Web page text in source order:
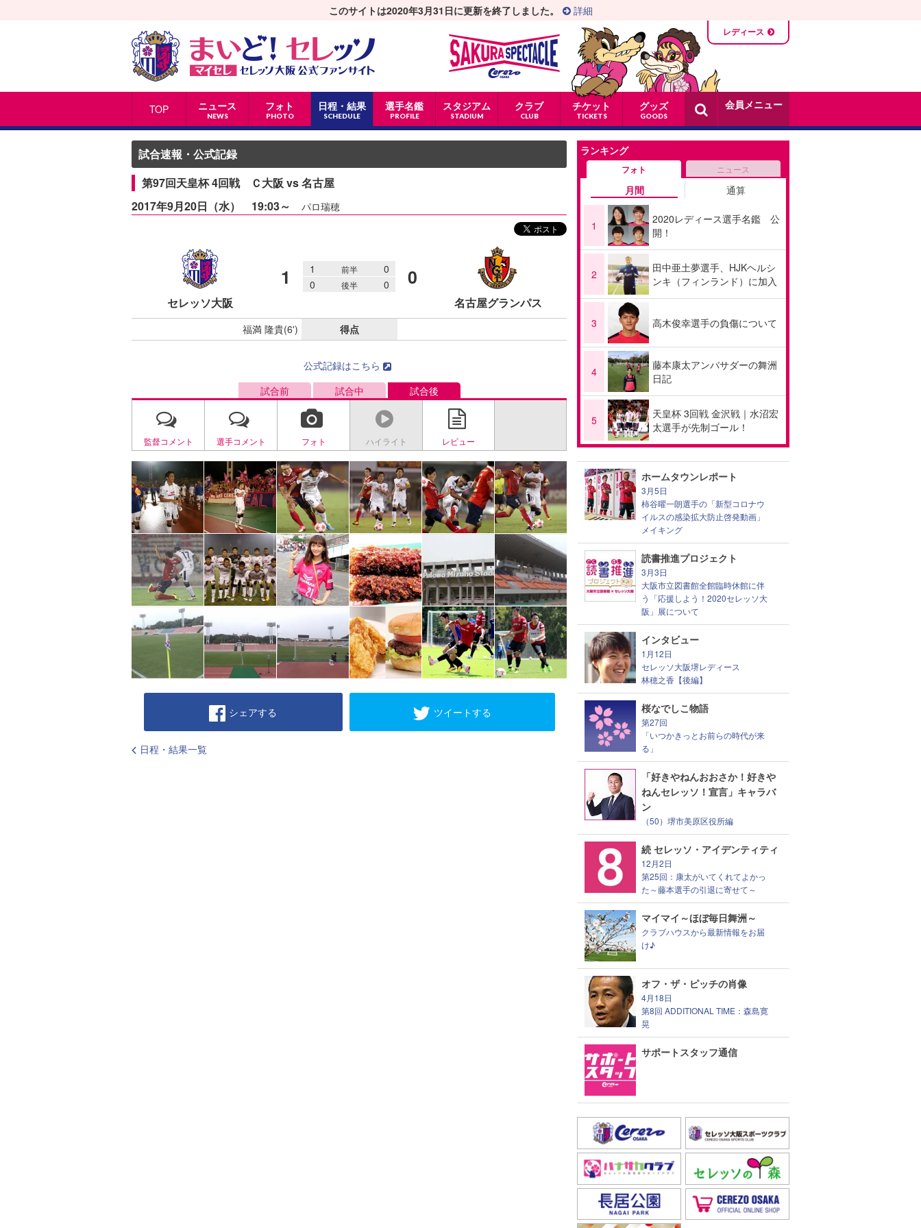
TOP ニュース
NEWS
フォト
PHOTO
日程・結果
SCHEDULE
選手名鑑
PROFILE
スタジアム
STADIUM
クラブ
CLUB
チケット
TICKETS
グッズ
GOODS
このサイトは2020年3月31日に更新を終了しました。 詳細
レディース
会員メニュー
試合速報・公式記録
第97回天皇杯 4回戦 Ｃ大阪 vs 名古屋
2017年9月20日（水） 19:03～ パロ瑞穂
セレッソ大阪
1 1 前半
0
0
後半 0 0
名古屋グランパス
福満 隆貴(6') 得点
公式記録はこちら
試合前
試合中 試合後
監督コメント 選手コメント フォト ハイライト レビュー
シェアする ツイートする
日程・結果一覧
ランキング
フォト ニュース
月間 通算
1
2020レディース選手名鑑 公
開！
2
田中亜土夢選手、HJKヘルシ
ンキ（フィンランド）に加入
3 高木俊幸選手の負傷について
4
藤本康太アンバサダーの舞洲
日記
5
天皇杯 3回戦 金沢戦｜水沼宏
太選手が先制ゴール！
ホームタウンレポート
3月5日
柿谷曜一朗選手の「新型コロナウ
イルスの感染拡大防止啓発動画」
メイキング
読書推進プロジェクト
3月3日
大阪市立図書館全館臨時休館に伴
う「応援しよう！2020セレッソ大
阪」展について
インタビュー
1月12日
セレッソ大阪堺レディース
林穂之香【後編】
桜なでしこ物語
第27回
「いつかきっとお前らの時代が来
る」
「好きやねんおおさか！好きや
ねんセレッソ！宣言」キャラバ
ン
（50）堺市美原区役所編
続 セレッソ・アイデンティティ
12月2日
第25回：康太がいてくれてよかっ
た～藤本選手の引退に寄せて～
マイマイ～ほぼ毎日舞洲～
クラブハウスから最新情報をお届
け♪
オフ・ザ・ピッチの肖像
4月18日
第8回 ADDITIONAL TIME：森島寛
晃
サポートスタッフ通信